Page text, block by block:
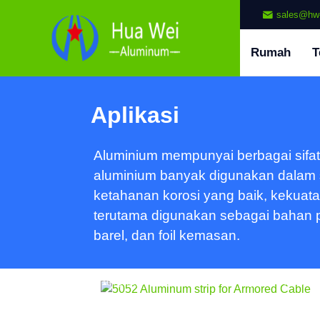
Rumah
Aplikasi
Aluminium mempunyai berbagai
aluminium banyak digunakan
ketahanan korosi yang baik,
terutama digunakan sebagai bahan
barel, dan foil kemasan.
5052 Strip Aluminium untuk
Pelindung Kabel
ringan, tahan korosi, non-magnetik. Ideal
dalam temper H32/H34 untuk kinerja yang